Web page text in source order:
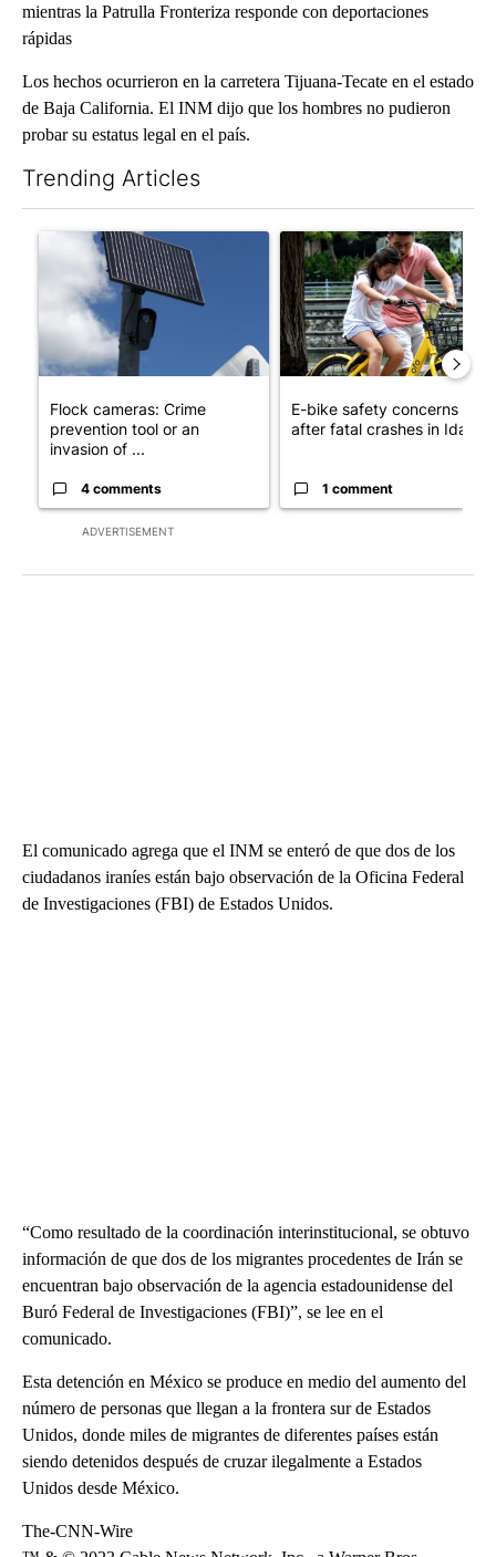
mientras la Patrulla Fronteriza responde con deportaciones
rápidas
Los hechos ocurrieron en la carretera Tijuana-Tecate en el estado
de Baja California. El INM dijo que los hombres no pudieron
probar su estatus legal en el país.
Trending Articles
ADVERTISEMENT
A trending article titled "Flock cameras: Crime prevention
Flock cameras: Crime
prevention tool or an
invasion of ...
4 comments
A trending article titled "E-
E-bike safety concerns
after fatal crashes in Idah...
1 comment
El comunicado agrega que el INM se enteró de que dos de los
ciudadanos iraníes están bajo observación de la Oficina Federal
de Investigaciones (FBI) de Estados Unidos.
“Como resultado de la coordinación interinstitucional, se obtuvo
información de que dos de los migrantes procedentes de Irán se
encuentran bajo observación de la agencia estadounidense del
Buró Federal de Investigaciones (FBI)”, se lee en el
comunicado.
Esta detención en México se produce en medio del aumento del
número de personas que llegan a la frontera sur de Estados
Unidos, donde miles de migrantes de diferentes países están
siendo detenidos después de cruzar ilegalmente a Estados
Unidos desde México.
The-CNN-Wire